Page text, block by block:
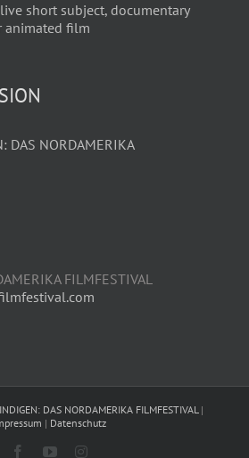
short subject, documentary
animated film
DAS NORDAMERIKA
FILMFESTIVAL
INDIGEN: DAS NORDAMERIKA FILMFESTIVAL|
| Datenschutz
FacebookYouTubeInstagram